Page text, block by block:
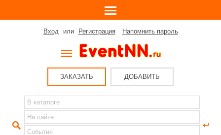
Вход или Регистрация Напомнить пароль
ЗАКАЗАТЬ ДОБАВИТЬ